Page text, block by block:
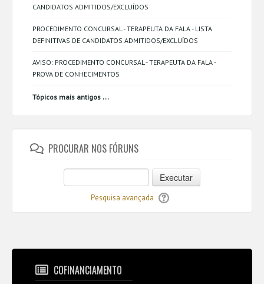
CANDIDATOS ADMITIDOS/EXCLUÍDOS
PROCEDIMENTO CONCURSAL - TERAPEUTA DA FALA - LISTA
DEFINITIVAS DE CANDIDATOS ADMITIDOS/EXCLUÍDOS
AVISO: PROCEDIMENTO CONCURSAL - TERAPEUTA DA FALA -
PROVA DE CONHECIMENTOS
Tópicos mais antigos ...
PROCURAR NOS FÓRUNS
Executar
Pesquisa avançada
COFINANCIAMENTO